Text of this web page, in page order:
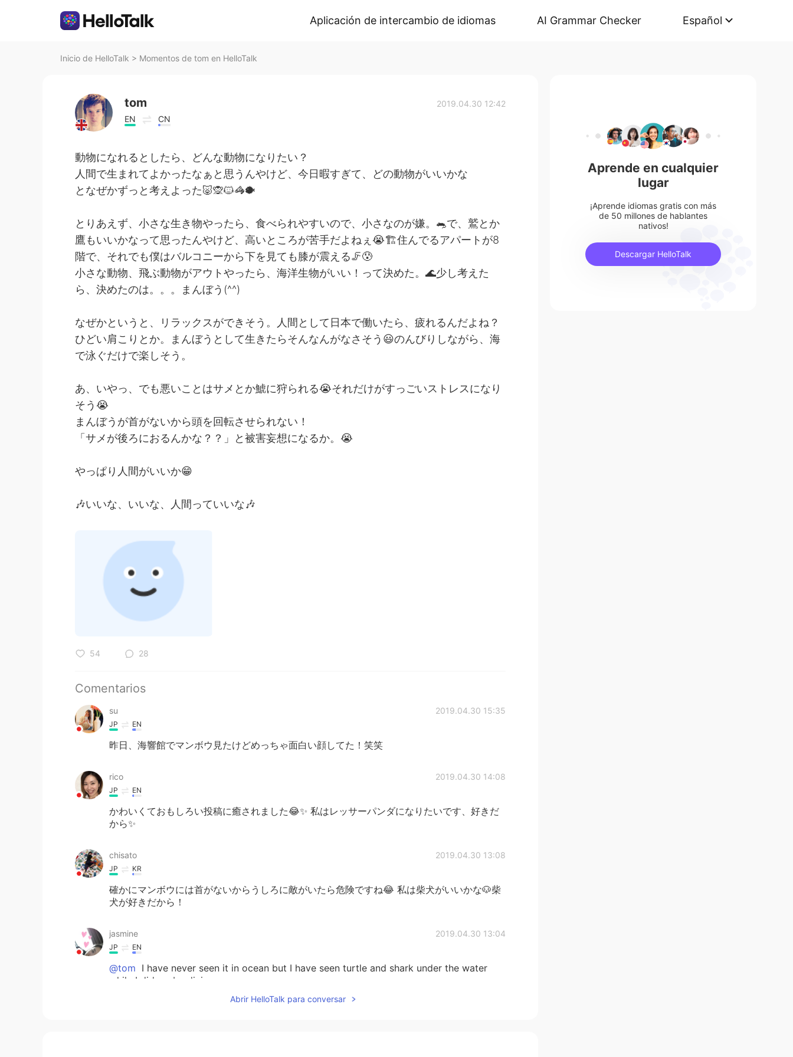
Aplicación de intercambio de idiomas AI Grammar Checker Español
Inicio de HelloTalk > Momentos de tom en HelloTalk
tom
EN CN
2019.04.30 12:42
動物になれるとしたら、どんな動物になりたい？
人間で生まれてよかったなぁと思うんやけど、今日暇すぎて、どの動物がいいかな
となぜかずっと考えよった🐷🙊🐱🦓🐡
とりあえず、小さな生き物やったら、食べられやすいので、小さなのが嫌。🐀で、鷲とか
鷹もいいかなって思ったんやけど、高いところが苦手だよねぇ😭🏗住んでるアパートが8
階で、それでも僕はバルコニーから下を見ても膝が震える🦵😰
小さな動物、飛ぶ動物がアウトやったら、海洋生物がいい！って決めた。🌊少し考えた
ら、決めたのは。。。まんぼう(^^)
なぜかというと、リラックスができそう。人間として日本で働いたら、疲れるんだよね？
ひどい肩こりとか。まんぼうとして生きたらそんなんがなさそう😃のんびりしながら、海
で泳ぐだけで楽しそう。
あ、いやっ、でも悪いことはサメとか鯱に狩られる😭それだけがすっごいストレスになり
そう😭
まんぼうが首がないから頭を回転させられない！
「サメが後ろにおるんかな？？」と被害妄想になるか。😭
やっぱり人間がいいか😁
🎶いいな、いいな、人間っていいな🎶
54 28
Comentarios
su 2019.04.30 15:35
JP EN
昨日、海響館でマンボウ見たけどめっちゃ面白い顔してた！笑笑
rico 2019.04.30 14:08
JP EN
かわいくておもしろい投稿に癒されました😂✨ 私はレッサーパンダになりたいです、好きだ
から✨
chisato 2019.04.30 13:08
JP KR
確かにマンボウには首がないからうしろに敵がいたら危険ですね😂 私は柴犬がいいかな🐶柴
犬が好きだから！
jasmine 2019.04.30 13:04
JP EN
@tom I have never seen it in ocean but I have seen turtle and shark under the water
while I did scuba diving.
Abrir HelloTalk para conversar
Aprende en cualquier
lugar
¡Aprende idiomas gratis con más
de 50 millones de hablantes
nativos!
Descargar HelloTalk